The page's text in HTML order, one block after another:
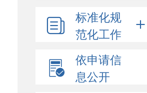
标准化规
范化工作
依申请信
息公开